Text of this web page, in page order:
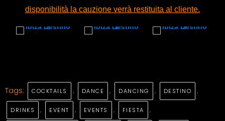
disponibilità la cauzione verrà restituita al cliente.
Tags: COCKTAILS , DANCE , DANCING , DESTINO ,
DRINKS , EVENT , EVENTS , FIESTA ,